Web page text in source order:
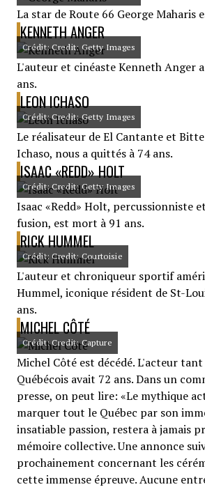
La star de Route 66 George Maharis
KENNETH ANGER
Crédit: Credit: Getty Images
L'auteur et cinéaste Kenneth Anger
ans.
LEON ICHASO
Crédit: Credit: Getty Images
Le réalisateur de El Cantante et
Ichaso, nous a quittés à 74 ans.
ISAAC «REDD» HOLT
Crédit: Credit: Getty Images
Isaac «Redd» Holt, percussionniste
fusion, est mort à 91 ans.
RICK HUMMEL
Crédit: Credit: Courtoisie
L'auteur et chroniqueur sportif
Hummel, iconique résident de St-
ans.
MICHEL CÔTÉ
Crédit: Credit: Capture
Michel Côté est décédé. L'acteur
Québécois avait 72 ans. Dans un
presse, on peut lire: «Le mythique
marquer tout le Québec par son
insatiable passion, restera à jamais
mémoire collective. Une annonce
prochainement concernant les
cette immense épreuve. Aucune